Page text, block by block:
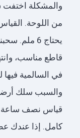
والمشكلة اختفت
يحتاج 6
قاطع مناسب،
في السالمية
والسبب سلك
قياس نصف ساعة
كامل. إذا عندك